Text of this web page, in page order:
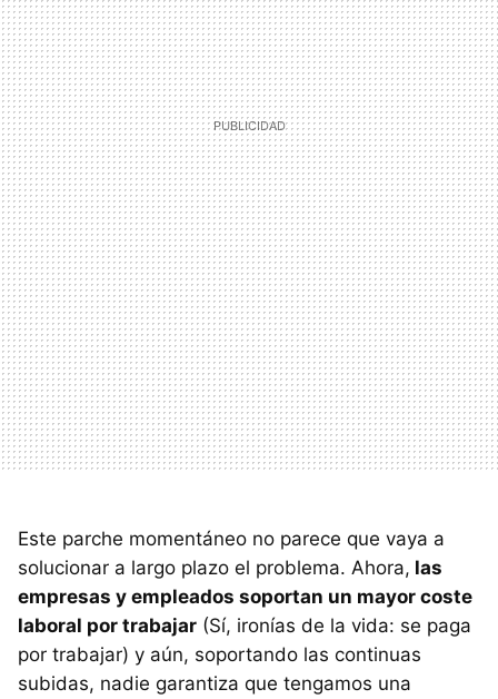
Este parche momentáneo no parece que vaya a
solucionar a largo plazo el problema. Ahora, las
empresas y empleados soportan un mayor coste
laboral por trabajar (Sí, ironías de la vida: se paga
por trabajar) y aún, soportando las continuas
subidas, nadie garantiza que tengamos una